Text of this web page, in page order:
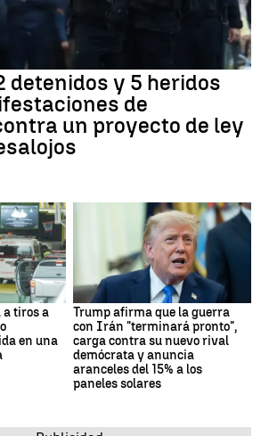
detenidos y 5 heridos
de
un proyecto de ley
a tiros a
en una
Trump afirma que la guerra
con Irán "terminará pronto",
carga contra su nuevo rival
demócrata y anuncia
aranceles del 15% a los
paneles solares